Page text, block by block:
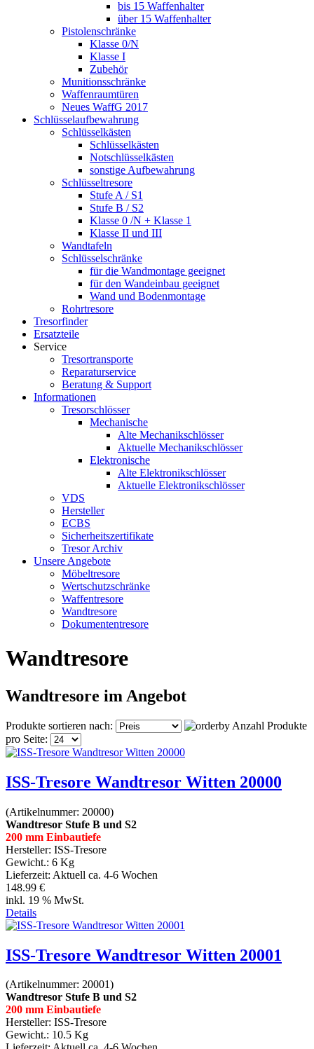
bis 15 Waffenhalter
über 15 Waffenhalter
Pistolenschränke
Klasse 0/N
Klasse I
Zubehör
Munitionsschränke
Waffenraumtüren
Neues WaffG 2017
Schlüsselaufbewahrung
Schlüsselkästen
Schlüsselkästen
Notschlüsselkästen
sonstige Aufbewahrung
Schlüsseltresore
Stufe A / S1
Stufe B / S2
Klasse 0 /N + Klasse 1
Klasse II und III
Wandtafeln
Schlüsselschränke
für die Wandmontage geeignet
für den Wandeinbau geeignet
Wand und Bodenmontage
Rohrtresore
Tresorfinder
Ersatzteile
Service
Tresortransporte
Reparaturservice
Beratung & Support
Informationen
Tresorschlösser
Mechanische
Alte Mechanikschlösser
Aktuelle Mechanikschlösser
Elektronische
Alte Elektronikschlösser
Aktuelle Elektronikschlösser
VDS
Hersteller
ECBS
Sicherheitszertifikate
Tresor Archiv
Unsere Angebote
Möbeltresore
Wertschutzschränke
Waffentresore
Wandtresore
Dokumententresore
Wandtresore
Wandtresore im Angebot
Produkte sortieren nach:
Anzahl Produkte
pro Seite:
ISS-Tresore Wandtresor Witten 20000
(Artikelnummer: 20000)
Wandtresor Stufe B und S2
200 mm Einbautiefe
Hersteller: ISS-Tresore
Gewicht.: 6 Kg
Lieferzeit: Aktuell ca. 4-6 Wochen
148.99 €
inkl. 19 % MwSt.
Details
ISS-Tresore Wandtresor Witten 20001
(Artikelnummer: 20001)
Wandtresor Stufe B und S2
200 mm Einbautiefe
Hersteller: ISS-Tresore
Gewicht.: 10.5 Kg